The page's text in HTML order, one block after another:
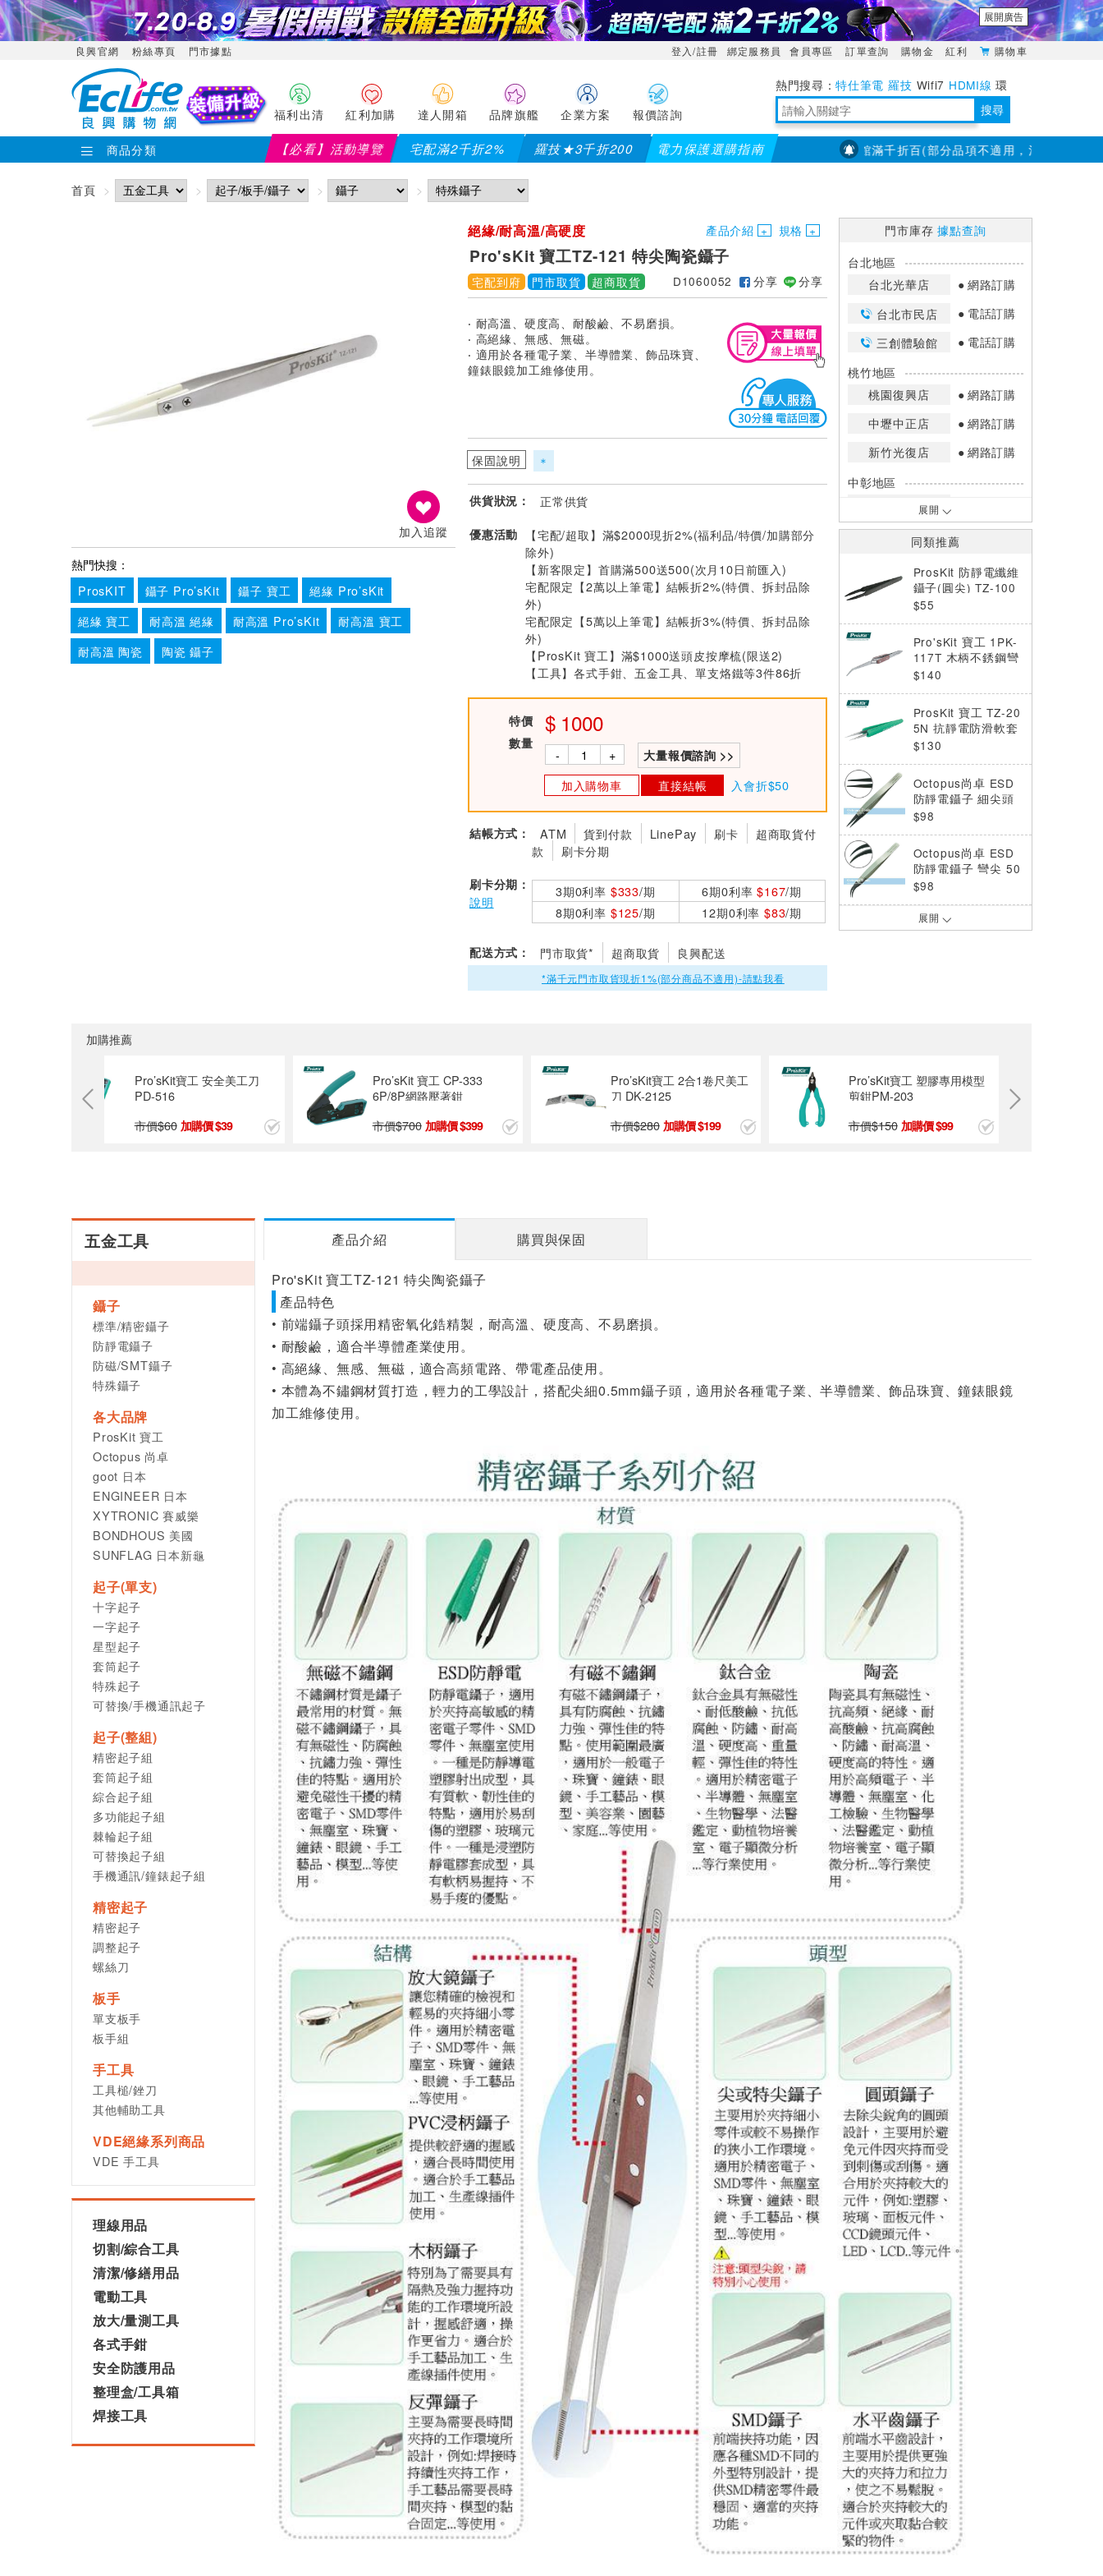
展開廣告
良興官網 粉絲專頁 門市據點 登入/註冊 綁定服務員 會員專區 訂單查詢 購物金 紅利 購物車
福利出清 紅利加購 達人開箱 品牌旗艦 企業方案 報價諮詢
特仕筆電 羅技 Wifi7 HDMI線 環
境量測 明緯POWER 搜尋
商品分類 【必看】活動導覽 宅配滿2千折2% 羅技★3千折200 電力保護選購指南【PX大通】全館滿千折百(部分品項不適用，滿2千折200...)
首頁
加入追蹤
熱門快搜：
ProsKIT
鑷子 Pro’sKit 鑷子 寶工
絕緣 Pro’sKit
絕緣 寶工
耐高溫 絕緣 耐高溫 Pro’sKit
耐高溫 寶工
耐高溫 陶瓷
陶瓷 鑷子
絕緣/耐高溫/高硬度 產品介紹 規格
Pro'sKit 寶工TZ-121 特尖陶瓷鑷子
宅配到府 門市取貨 超商取貨 D1060052 分享 分享
‧ 耐高溫、硬度高、耐酸鹼、不易磨損。
‧ 高絕緣、無感、無磁。
‧ 適用於各種電子業、半導體業、飾品珠寶、
鐘錶眼鏡加工維修使用。
保固說明 ＊
供貨狀況： 正常供貨
優惠活動
【宅配/超取】滿$2000現折2%(福利品/特價/加購部分
除外)
【新客限定】首購滿500送500(次月10日前匯入)
宅配限定【2萬以上筆電】結帳折2%(特價、拆封品除
外)
宅配限定【5萬以上筆電】結帳折3%(特價、拆封品除
外)
【ProsKit 寶工】滿$1000送頭皮按摩梳(限送2)
【工具】各式手鉗、五金工具、單支烙鐵等3件86折
特價 1000
數量
- + 大量報價諮詢 >>
加入購物車 直接結帳 入會折$50
結帳方式： ATM 貨到付款 LinePay 刷卡
超商取貨付
款
刷卡分期
刷卡分期：
說明
3期0利率 $333/期 6期0利率$167/期
8期0利率 $125/期 12期0利率$83/期
配送方式： 門市取貨* 超商取貨 良興配送
*滿千元門市取貨現折1%(部分商品不適用)-請點我看
門市庫存據點查詢
台北地區
台北光華店
網路訂購
台北市民店
電話訂購
三創體驗館
電話訂購
桃竹地區
桃園復興店
網路訂購
中壢中正店
網路訂購
新竹光復店
網路訂購
中彰地區
台中英才店
嘉南地區
高雄鳳山店
網路訂購
(1~2)、現貨充足(3以上)。
*門市庫存以店內實際數量為準，可使
用專人服務或撥打門市電話洽詢。
展開
同類推薦
ProsKit 防靜電纖維
鑷子(圓尖) TZ-100
C
$55
Pro'sKit 寶工 1PK-
117T 木柄不銹鋼彎
尖反彈鑷子
$140
ProsKit 寶工 TZ-20
5N 抗靜電防滑軟套
長尖鑷子
$130
Octopus尚卓 ESD
防靜電鑷子 細尖頭
501.010
$98
Octopus尚卓 ESD
防靜電鑷子 彎尖 50
1.017
$98
ProsKit 寶工 TZ-30
112T 不銹鋼防磁圓
尖鑷子
$100
Pro'sKit 寶工 1PK-
展開
加購推薦
Pro’sKit寶工 安全美工刀
PD-516
市價$60 39
Pro’sKit 寶工 CP-333
6P/8P網路壓著鉗
市價$700 399
Pro’sKit寶工 2合1卷尺美工
刀 DK-2125
市價$280 199
Pro’sKit寶工 塑膠專用模型
剪鉗PM-203
市價$150 99
五金工具
鑷子
標準/精密鑷子
防靜電鑷子
防磁/SMT鑷子
特殊鑷子
各大品牌
ProsKit 寶工
Octopus 尚卓
goot 日本
ENGINEER 日本
XYTRONIC 賽威樂
BONDHOUS 美國
SUNFLAG 日本新龜
起子(單支)
十字起子
一字起子
星型起子
套筒起子
特殊起子
可替換/手機通訊起子
起子(整組)
精密起子組
套筒起子組
綜合起子組
多功能起子組
棘輪起子組
可替換起子組
手機通訊/鐘錶起子組
精密起子
精密起子
調整起子
螺絲刀
板手
單支板手
板手組
手工具
工具槌/銼刀
其他輔助工具
VDE絕緣系列商品
VDE 手工具
理線用品
切割/綜合工具
清潔/修繕用品
電動工具
放大/量測工具
各式手鉗
安全防護用品
整理盒/工具箱
焊接工具
產品介紹 購買與保固
Pro'sKit 寶工TZ-121 特尖陶瓷鑷子
產品特色
• 前端鑷子頭採用精密氧化鋯精製，耐高溫、硬度高、不易磨損。
• 耐酸鹼，適合半導體產業使用。
• 高絕緣、無感、無磁，適合高頻電路、帶電產品使用。
• 本體為不鏽鋼材質打造，輕力的工學設計，搭配尖細0.5mm鑷子頭，適用於各種電子業、半導體業、飾品珠寶、鐘錶眼鏡
加工維修使用。